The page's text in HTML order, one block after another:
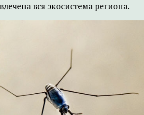
вся экосистема региона.